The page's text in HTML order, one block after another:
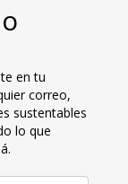
en tu
correo,
sustentables
lo que